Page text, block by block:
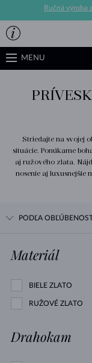
Ručná výroba
MENU
Striedajte na svojej
situácie. Ponúkame
aj ružového zlata.
nosenie aj luxusnejšie
PODĽA
Materiál
BIELE ZLATO
RUŽOVÉ ZLATO
Drahokam